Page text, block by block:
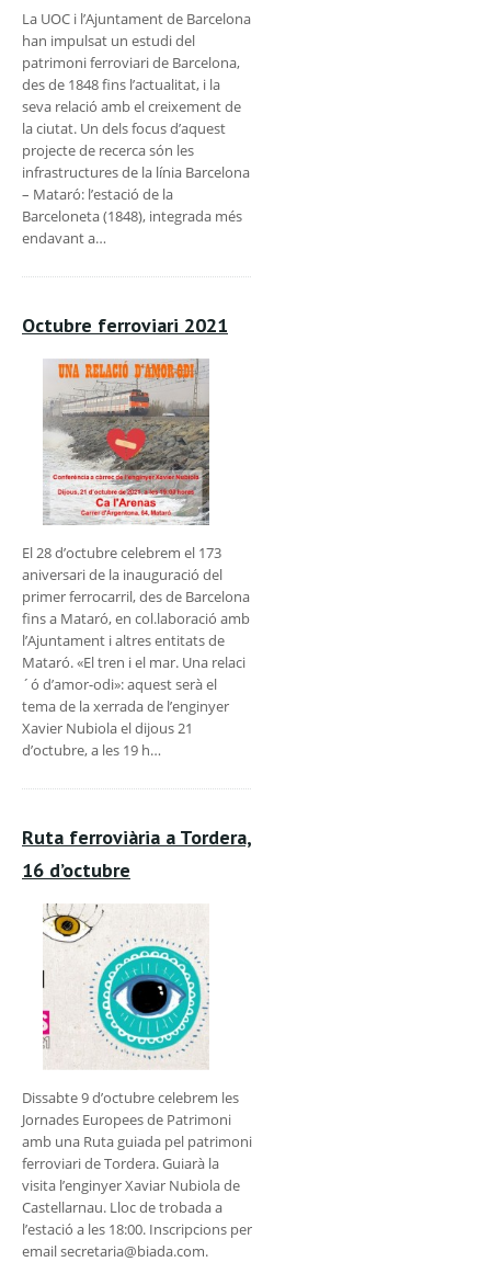
La UOC i l’Ajuntament de Barcelona
han impulsat un estudi del
patrimoni ferroviari de Barcelona,
des de 1848 fins l’actualitat, i la
seva relació amb el creixement de
la ciutat. Un dels focus d’aquest
projecte de recerca són les
infrastructures de la línia Barcelona
– Mataró: l’estació de la
Barceloneta (1848), integrada més
endavant a…
Octubre ferroviari 2021
El 28 d’octubre celebrem el 173
aniversari de la inauguració del
primer ferrocarril, des de Barcelona
fins a Mataró, en col.laboració amb
l’Ajuntament i altres entitats de
Mataró. «El tren i el mar. Una relaci
´ó d’amor-odi»: aquest serà el
tema de la xerrada de l’enginyer
Xavier Nubiola el dijous 21
d’octubre, a les 19 h…
Ruta ferroviària a Tordera,
16 d’octubre
Dissabte 9 d’octubre celebrem les
Jornades Europees de Patrimoni
amb una Ruta guiada pel patrimoni
ferroviari de Tordera. Guiarà la
visita l’enginyer Xaviar Nubiola de
Castellarnau. Lloc de trobada a
l’estació a les 18:00. Inscripcions per
email secretaria@biada.com.